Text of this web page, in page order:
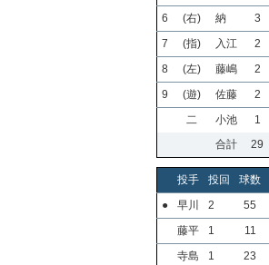
6
(右) 納 3
7
(指) 入江 2
8
(左) 藤嶋 2
9
(遊) 佐藤 2
二
小池 1
合計
29
投手 投回 球数
●
早川 2 55
藤平
1 11
寺島
1 23